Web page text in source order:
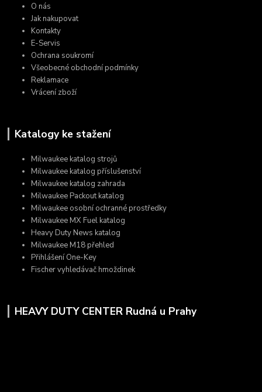
O nás
Jak nakupovat
Kontakty
E-Servis
Ochrana soukromí
Všeobecné obchodní podmínky
Reklamace
Vrácení zboží
Katalogy ke stažení
Milwaukee katalog strojů
Milwaukee katalog příslušenství
Milwaukee katalog zahrada
Milwaukee Packout katalog
Milwaukee osobní ochranné prostředky
Milwaukee MX Fuel katalog
Heavy Duty News katalog
Milwaukee M18 přehled
Přihlášení One-Key
Fischer vyhledávač hmoždinek
HEAVY DUTY CENTER Rudná u Prahy